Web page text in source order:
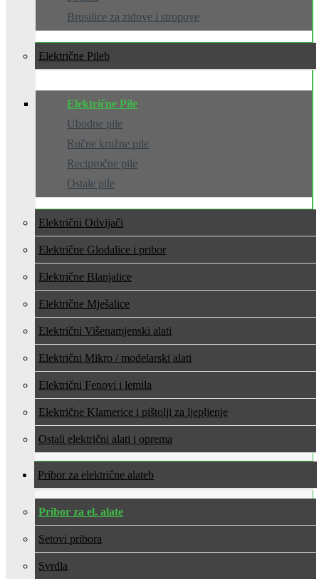
Brusilice za zidove i stropove
Električne Pile
Električne Pile
Ubodne pile
Ručne kružne pile
Recipročne pile
Ostale pile
Električni Odvijači
Električne Glodalice i pribor
Električne Blanjalice
Električne Mješalice
Električni Višenamjenski alati
Električni Mikro / modelarski alati
Električni Fenovi i lemila
Električne Klamerice i pištolji za ljepljenje
Ostali električni alati i oprema
Pribor za električne alate
Pribor za el. alate
Setovi pribora
Svrdla